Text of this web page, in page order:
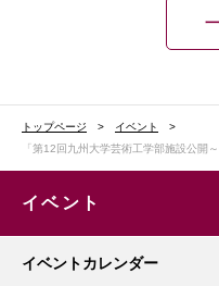
トップページ
イベント
「第12回九州大学芸術工学部施設公開
イベント
イベントカレンダー